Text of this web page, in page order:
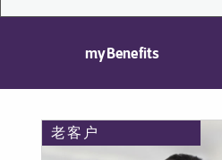
myBenefits
老客户